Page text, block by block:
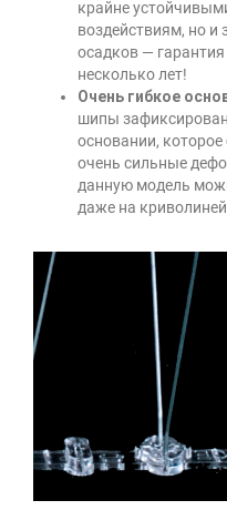
крайне
воздействиям, но
осадков —
несколько лет!
Очень гибкое
шипы
основании,
очень сильные
данную модель
даже на